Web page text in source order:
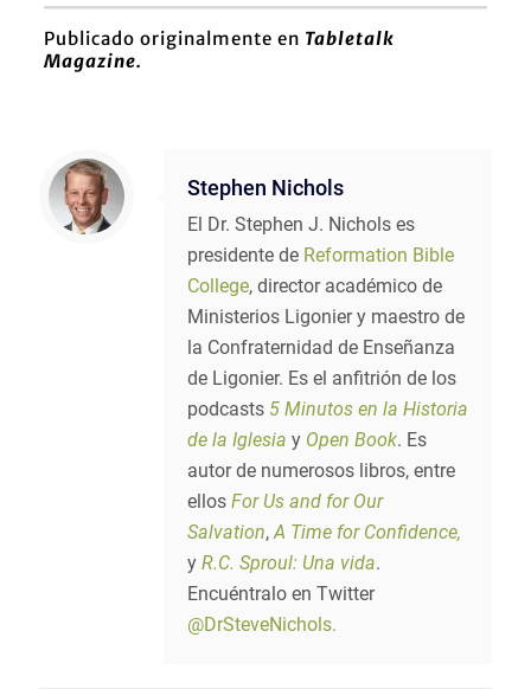
Publicado originalmente en Tabletalk
Magazine.
Stephen Nichols
El Dr. Stephen J. Nichols es
presidente de Reformation Bible
College, director académico de
Ministerios Ligonier y maestro de
la Confraternidad de Enseñanza
de Ligonier. Es el anfitrión de los
podcasts 5 Minutos en la Historia
de la Iglesia y Open Book. Es
autor de numerosos libros, entre
ellos For Us and for Our
Salvation,A Time for Confidence,
y R.C. Sproul: Una vida.
Encuéntralo en Twitter
@DrSteveNichols.